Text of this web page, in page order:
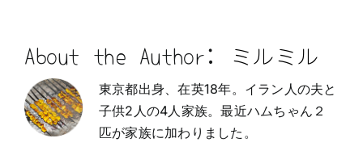
About the Author: ミルミル
東京都出身、在英18年。イラン人の夫と
子供2人の4人家族。最近ハムちゃん２
匹が家族に加わりました。